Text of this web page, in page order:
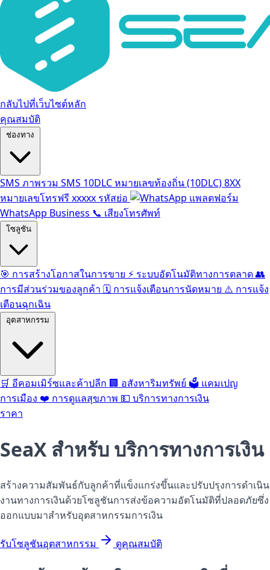
กลับไปที่เว็บไซต์หลัก
คุณสมบัติ
ช่องทาง
SMS ภาพรวม SMS 10DLCหมายเลขท้องถิ่น (10DLC)8XX
หมายเลขโทรฟรี xxxxx รหัสย่อ
แพลตฟอร์ม
WhatsApp Business 📞 เสียงโทรศัพท์
โซลูชัน
🎯 การสร้างโอกาสในการขาย ⚡️ ระบบอัตโนมัติทางการตลาด👥
การมีส่วนร่วมของลูกค้า 🗓️ การแจ้งเตือนการนัดหมาย ⚠️ การแจ้ง
เตือนฉุกเฉิน
อุตสาหกรรม
🛒 อีคอมเมิร์ซและค้าปลีก 🏢 อสังหาริมทรัพย์ 🗳️ แคมเปญ
การเมือง ❤️ การดูแลสุขภาพ 💵 บริการทางการเงิน
ราคา
SeaX สำหรับ บริการทางการเงิน
สร้างความสัมพันธ์กับลูกค้าที่แข็งแกร่งขึ้นและปรับปรุงการดำเนิน
งานทางการเงินด้วยโซลูชันการส่งข้อความอัตโนมัติที่ปลอดภัยซึ่ง
ออกแบบมาสำหรับอุตสาหกรรมการเงิน
รับโซลูชันอุตสาหกรรม ดูคุณสมบัติ